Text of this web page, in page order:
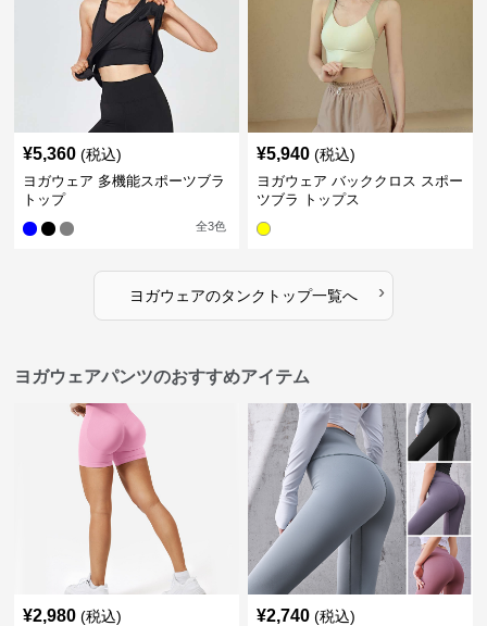
¥5,360 (税込)
ヨガウェア 多機能スポーツブラ
トップ
全3色
¥5,940 (税込)
ヨガウェア バッククロス スポー
ツブラ トップス
ヨガウェアのタンクトップ一覧へ ›
ヨガウェアパンツのおすすめアイテム
¥2,980 (税込) ¥2,740 (税込)